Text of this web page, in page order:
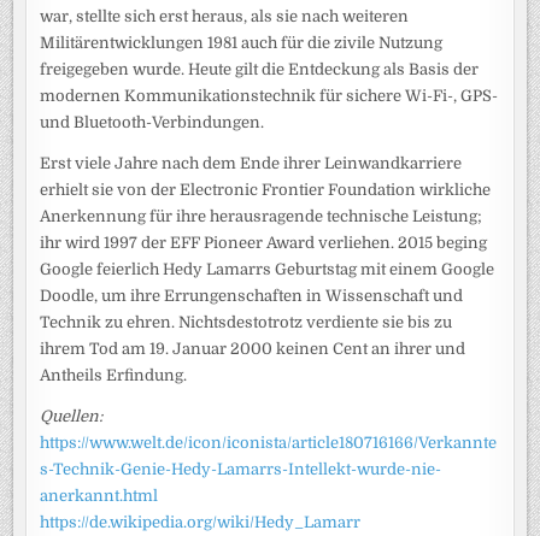
war, stellte sich erst heraus, als sie nach weiteren
Militärentwicklungen 1981 auch für die zivile Nutzung
freigegeben wurde. Heute gilt die Entdeckung als Basis der
modernen Kommunikationstechnik für sichere Wi-Fi-, GPS-
und Bluetooth-Verbindungen.
Erst viele Jahre nach dem Ende ihrer Leinwandkarriere
erhielt sie von der Electronic Frontier Foundation wirkliche
Anerkennung für ihre herausragende technische Leistung;
ihr wird 1997 der EFF Pioneer Award verliehen. 2015 beging
Google feierlich Hedy Lamarrs Geburtstag mit einem Google
Doodle, um ihre Errungenschaften in Wissenschaft und
Technik zu ehren. Nichtsdestotrotz verdiente sie bis zu
ihrem Tod am 19. Januar 2000 keinen Cent an ihrer und
Antheils Erfindung.
Quellen:
https://www.welt.de/icon/iconista/article180716166/Verkannte
s-Technik-Genie-Hedy-Lamarrs-Intellekt-wurde-nie-
anerkannt.html
https://de.wikipedia.org/wiki/Hedy_Lamarr